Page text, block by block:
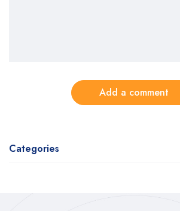
Add a comment
Categories